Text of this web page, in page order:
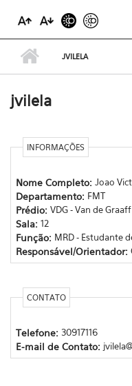
JVILELA
jvilela
INFORMAÇÕES
Nome Completo: Joao
Departamento: FMT
Prédio: VDG - Van de Graaff
Sala: 12
Função: MRD - Estudante
Responsável/Orientador:
CONTATO
Telefone: 30917116
E-mail de Contato: